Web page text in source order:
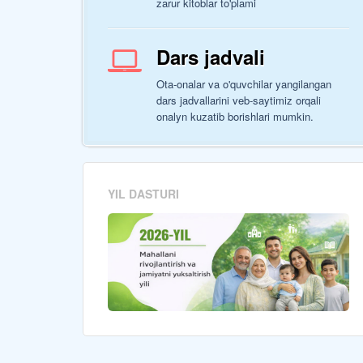
Dars jadvali
Ota-onalar va o'quvchilar yangilangan
dars jadvallarini veb-saytimiz orqali
onalyn kuzatib borishlari mumkin.
YIL DASTURI